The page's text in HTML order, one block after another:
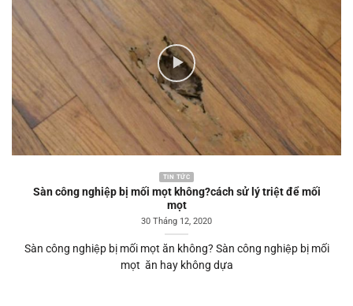
TIN TỨC
Sàn công nghiệp bị mối mọt không?cách sử lý triệt để mối
mọt
30 Tháng 12, 2020
Sàn công nghiệp bị mối mọt ăn không? Sàn công nghiệp bị mối
mọt ăn hay không dựa